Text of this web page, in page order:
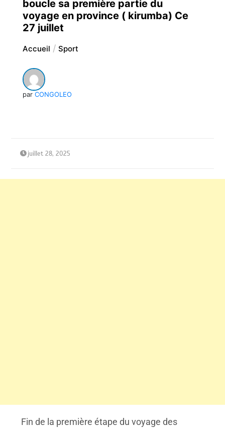
boucle sa première partie du
voyage en province ( kirumba) Ce
27 juillet
Accueil Sport
par CONGOLEO
juillet 28, 2025
Fin de la première étape du voyage des